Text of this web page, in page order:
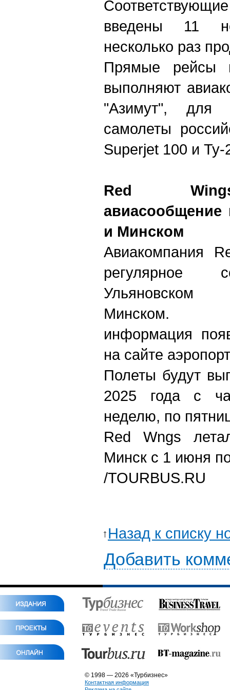
введены 11
несколько раз
Прямые рейсы
выполняют
"Азимут", для
самолеты
Superjet 100 и Ту-
Red
авиасообщение
и Минском
Авиакомпания
регулярное
информация
на сайте
Полеты будут
2025 года с
неделю, по
Red Wngs
Минск с 1 июня
/TOURBUS.RU
Назад к списку
Добавить
© 1998 — 2026 «Турбизнес»
Контактная информация